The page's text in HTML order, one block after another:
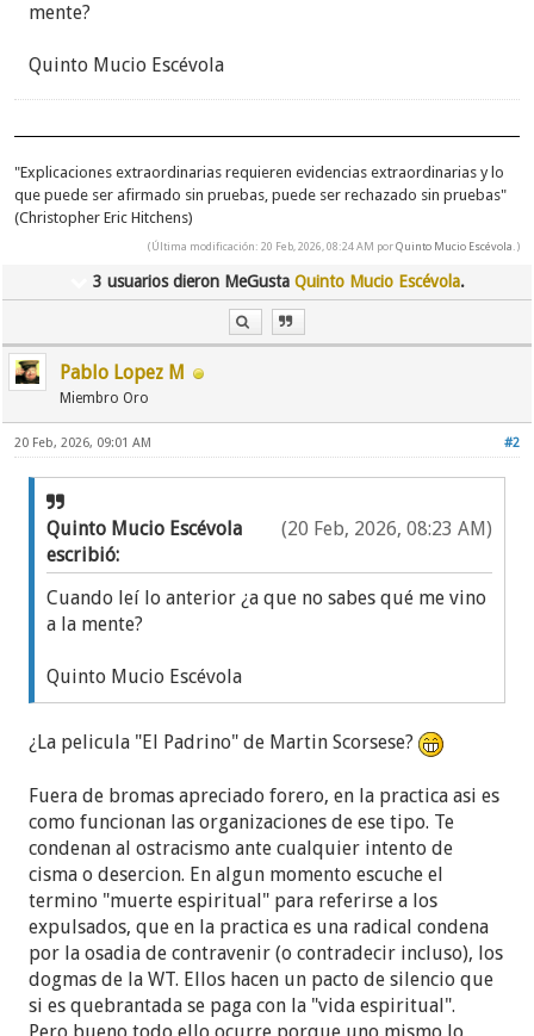
mente?
Quinto Mucio Escévola
"Explicaciones extraordinarias requieren evidencias extraordinarias y lo
que puede ser afirmado sin pruebas, puede ser rechazado sin pruebas"
(Christopher Eric Hitchens)
(Última modificación: 20 Feb, 2026, 08:24 AM porQuinto Mucio Escévola.)
3 usuarios dieron MeGusta Quinto Mucio Escévola.
Pablo Lopez M
Miembro Oro
#2
20 Feb, 2026, 09:01 AM
(20 Feb, 2026, 08:23 AM)
Quinto Mucio Escévola
escribió:
Cuando leí lo anterior ¿a que no sabes qué me vino
a la mente?
Quinto Mucio Escévola
¿La pelicula "El Padrino" de Martin Scorsese?
Fuera de bromas apreciado forero, en la practica asi es
como funcionan las organizaciones de ese tipo. Te
condenan al ostracismo ante cualquier intento de
cisma o desercion. En algun momento escuche el
termino "muerte espiritual" para referirse a los
expulsados, que en la practica es una radical condena
por la osadia de contravenir (o contradecir incluso), los
dogmas de la WT. Ellos hacen un pacto de silencio que
si es quebrantada se paga con la "vida espiritual".
Pero bueno todo ello ocurre porque uno mismo lo